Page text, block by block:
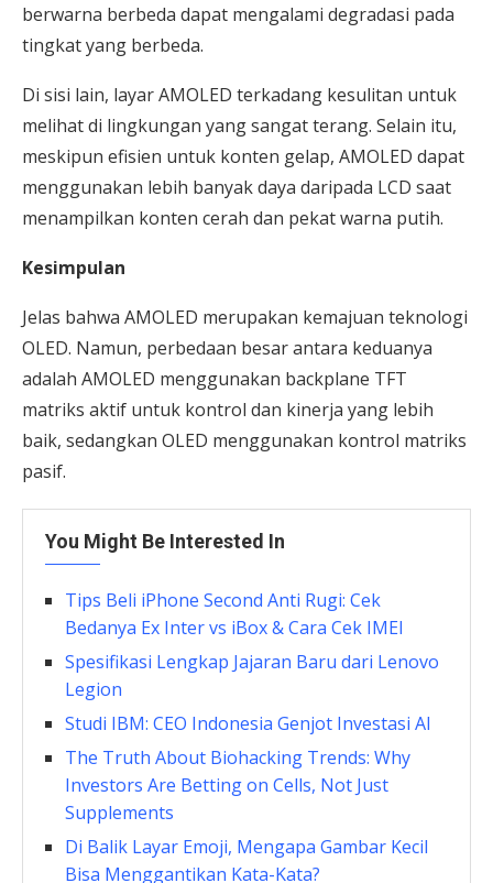
berwarna berbeda dapat mengalami degradasi pada
tingkat yang berbeda.
Di sisi lain, layar AMOLED terkadang kesulitan untuk
melihat di lingkungan yang sangat terang. Selain itu,
meskipun efisien untuk konten gelap, AMOLED dapat
menggunakan lebih banyak daya daripada LCD saat
menampilkan konten cerah dan pekat warna putih.
Kesimpulan
Jelas bahwa AMOLED merupakan kemajuan teknologi
OLED. Namun, perbedaan besar antara keduanya
adalah AMOLED menggunakan backplane TFT
matriks aktif untuk kontrol dan kinerja yang lebih
baik, sedangkan OLED menggunakan kontrol matriks
pasif.
You Might Be Interested In
Tips Beli iPhone Second Anti Rugi: Cek
Bedanya Ex Inter vs iBox & Cara Cek IMEI
Spesifikasi Lengkap Jajaran Baru dari Lenovo
Legion
Studi IBM: CEO Indonesia Genjot Investasi AI
The Truth About Biohacking Trends: Why
Investors Are Betting on Cells, Not Just
Supplements
Di Balik Layar Emoji, Mengapa Gambar Kecil
Bisa Menggantikan Kata-Kata?